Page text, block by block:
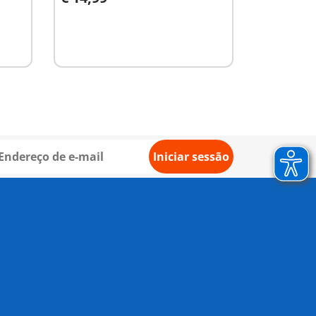
Ao carrinho
Iniciar sessão